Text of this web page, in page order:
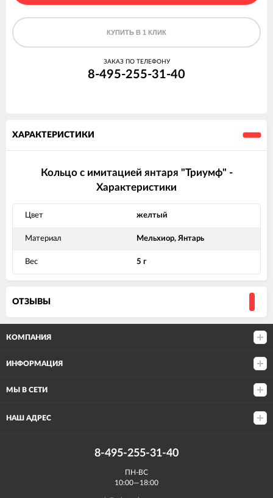
КУПИТЬ В 1 КЛИК
ЗАКАЗ ПО ТЕЛЕФОНУ
8-495-255-31-40
ХАРАКТЕРИСТИКИ
Кольцо с имитацией янтаря "Триумф" -
Характеристики
Цвет желтый
Материал Мельхиор, Янтарь
Вес 5 г
ОТЗЫВЫ
КОМПАНИЯ
ИНФОРМАЦИЯ
МЫ В СЕТИ
НАШ АДРЕС
8-495-255-31-40
ПН-ВС
10:00—18:00